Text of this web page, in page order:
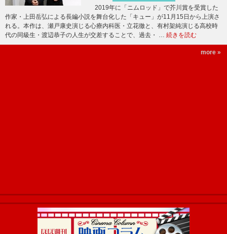
2019年に「ニムロッド」で芥川賞を受賞した
作家・上田岳弘による長編小説を舞台化した「キュー」が11月15日から上演さ
れる。本作は、瀬戸康史演じる心療内科医・立花徹と、有村架純演じる高校時
代の同級生・渡辺恭子の人生が交差することで、過去・ … 続きを読む
more »